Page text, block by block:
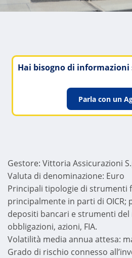
Hai bisogno di
Parla con un
Gestore: Vittoria Assicurazioni
Valuta di denominazione: Euro
Principali tipologie di strumenti
principalmente in parti di OICR;
depositi bancari e strumenti
obbligazioni, azioni, FIA.
Volatilità media annua attesa:
Grado di rischio connesso